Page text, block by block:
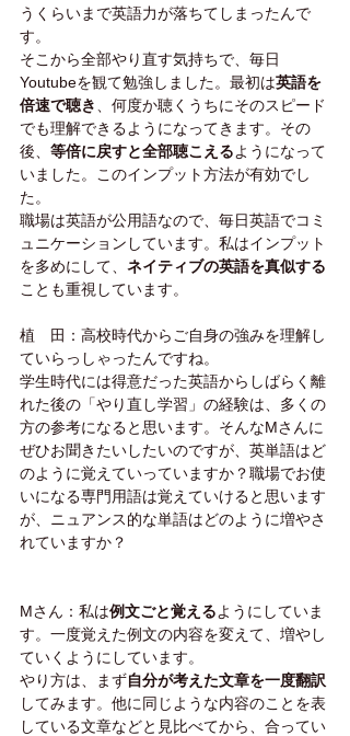
うくらいまで英語力が落ちてしまったんで
す。
そこから全部やり直す気持ちで、毎日
Youtubeを観て勉強しました。最初は英語を
倍速で聴き
、何度か聴くうちにそのスピード
でも理解できるようになってきます。その
後、 等倍に戻すと全部聴こえるようになって
いました。このインプット方法が有効でし
た。
職場は英語が公用語なので、毎日英語でコミ
ュニケーションしています。私はインプット
を多めにして、 ネイティブの英語を真似する
ことも重視しています。
植　田：高校時代からご自身の強みを理解し
ていらっしゃったんですね。
学生時代には得意だった英語からしばらく離
れた後の「やり直し学習」の経験は、多くの
方の参考になると思います。そんなMさんに
ぜひお聞きたいしたいのですが、英単語はど
のように覚えていっていますか？職場でお使
いになる専門用語は覚えていけると思います
が、ニュアンス的な単語はどのように増やさ
れていますか？
Mさん：私は例文ごと覚えるようにしていま
す。一度覚えた例文の内容を変えて、増やし
ていくようにしています。
やり方は、まず自分が考えた文章を一度翻訳
してみます。他に同じような内容のことを表
している文章などと見比べてから、合ってい